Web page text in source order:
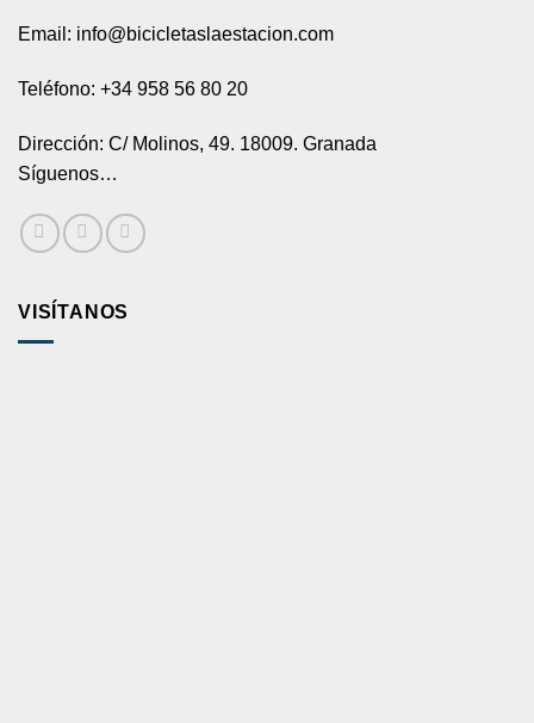
Email: info@bicicletaslaestacion.com
Teléfono: +34 958 56 80 20
Dirección: C/ Molinos, 49. 18009. Granada
Síguenos…
VISÍTANOS